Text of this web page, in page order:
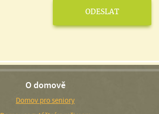
O domově
Domov pro seniory